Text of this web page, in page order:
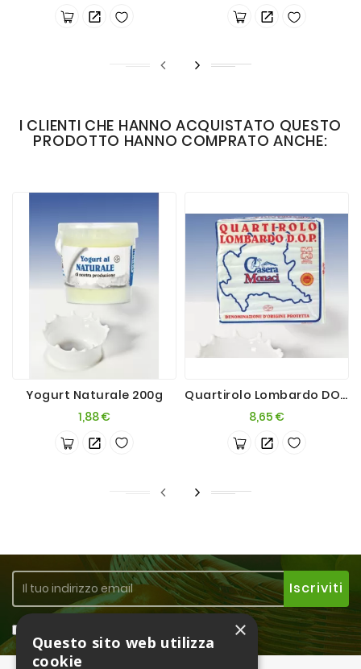
I CLIENTI CHE HANNO ACQUISTATO QUESTO
PRODOTTO HANNO COMPRATO ANCHE:
Yogurt Naturale 200g
1,88 €Prezzo
Quartirolo Lombardo DOP 500g
8,65 €Prezzo
×
Questo sito web utilizza
cookie